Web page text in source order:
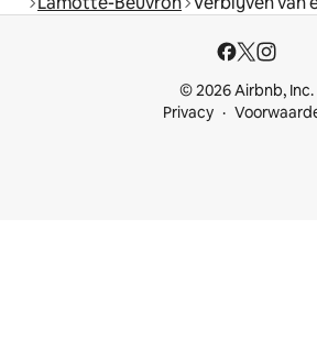
© 2026 Airbnb, Inc.
Privacy